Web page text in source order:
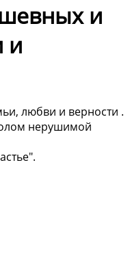
и
и
любви и верности .
нерушимой